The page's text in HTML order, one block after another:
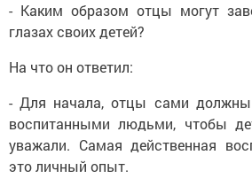
- Каким образом отцы могут
глазах своих детей?
На что он ответил:
- Для начала, отцы сами
воспитанными людьми, чтобы
уважали. Самая действенная
это личный опыт.